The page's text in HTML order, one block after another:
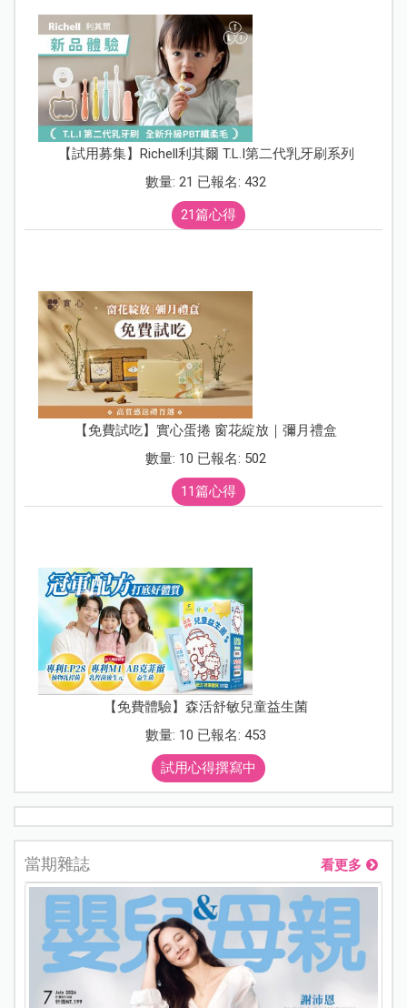
【試用募集】Richell利其爾 T.L.I第二代乳牙刷系列
數量: 21 已報名: 432
21篇心得
【免費試吃】實心蛋捲 窗花綻放｜彌月禮盒
數量: 10 已報名: 502
11篇心得
【免費體驗】森活舒敏兒童益生菌
數量: 10 已報名: 453
試用心得撰寫中
當期雜誌 看更多